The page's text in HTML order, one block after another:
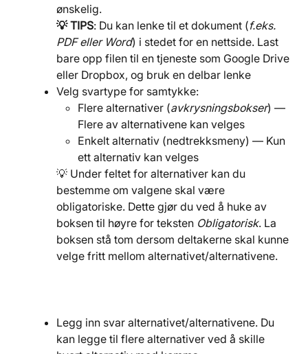
ønskelig.
💡 TIPS: Du kan lenke til et dokument (f.eks.
PDF eller Word) i stedet for en nettside. Last
bare opp filen til en tjeneste som Google Drive
eller Dropbox, og bruk en delbar lenke
Velg svartype for samtykke:
Flere alternativer (avkrysningsbokser) —
Flere av alternativene kan velges
Enkelt alternativ (nedtrekksmeny) — Kun
ett alternativ kan velges
💡 Under feltet for alternativer kan du
bestemme om valgene skal være
obligatoriske. Dette gjør du ved å huke av
boksen til høyre for teksten Obligatorisk. La
boksen stå tom dersom deltakerne skal kunne
velge fritt mellom alternativet/alternativene.
Legg inn svar alternativet/alternativene. Du
kan legge til flere alternativer ved å skille